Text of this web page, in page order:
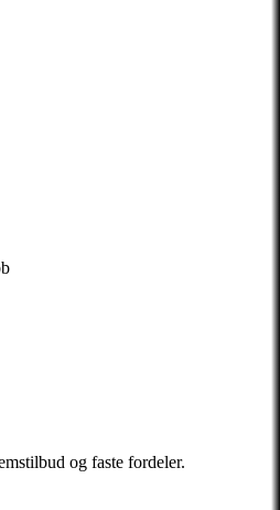
og faste fordeler.